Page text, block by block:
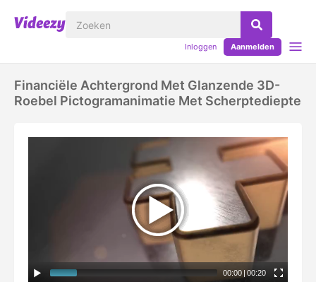
Inloggen Aanmelden
Financiële Achtergrond Met Glanzende 3D-
Roebel Pictogramanimatie Met Scherptediepte
00:00 | 00:20